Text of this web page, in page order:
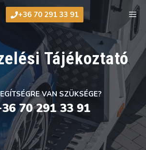
+36 70 291 33 91
Tájékoztató
VAN SZÜKSÉGE?
70 291 33 91